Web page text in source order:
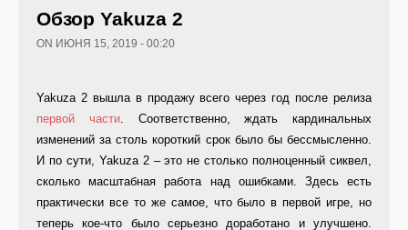
Обзор Yakuza 2
ON ИЮНЯ 15, 2019 - 00:20
Yakuza 2 вышла в продажу всего через год после релиза
первой части. Соответственно, ждать кардинальных
изменений за столь короткий срок было бы бессмысленно.
И по сути, Yakuza 2 – это не столько полноценный сиквел,
сколько масштабная работа над ошибками. Здесь есть
практически все то же самое, что было в первой игре, но
теперь кое-что было серьезно доработано и улучшено.